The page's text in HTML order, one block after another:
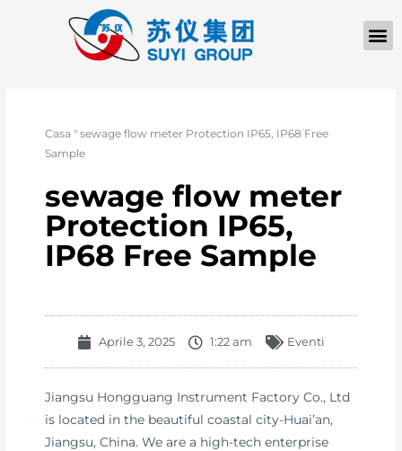
Casa "sewage flow meter Protection IP65, IP68 Free
Sample
sewage flow meter
Protection IP65,
IP68 Free Sample
Aprile 3, 2025 1:22 am Eventi
Jiangsu Hongguang Instrument Factory Co., Ltd
is located in the beautiful coastal city-Huai’an,
Jiangsu, China. We are a high-tech enterprise